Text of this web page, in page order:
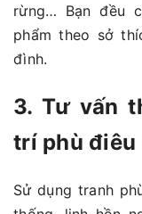
rừng… Bạn đều
phẩm theo sở
đình.
3. Tư vấn
trí phù điêu
Sử dụng tranh